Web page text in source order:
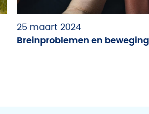
25 maart 2024
Breinproblemen en beweging